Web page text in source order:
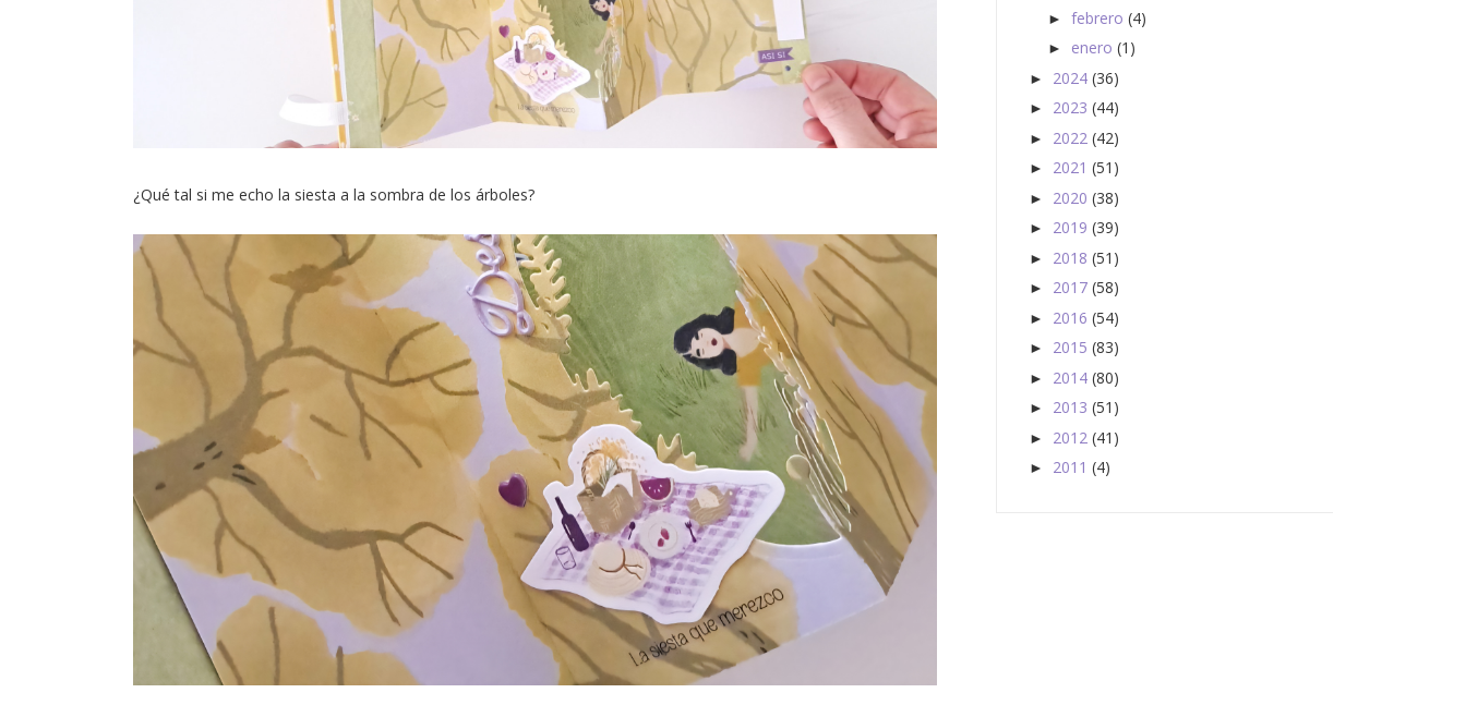
¿Qué tal si me echo la siesta a la sombra de los árboles?
► febrero (4)
► enero (1)
► 2024 (36)
► 2023 (44)
► 2022 (42)
► 2021 (51)
► 2020 (38)
► 2019 (39)
► 2018 (51)
► 2017 (58)
► 2016 (54)
► 2015 (83)
► 2014 (80)
► 2013 (51)
► 2012 (41)
► 2011 (4)